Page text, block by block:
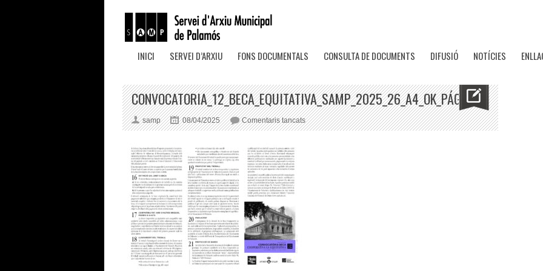
INICI SERVEI D’ARXIU FONS DOCUMENTALS CONSULTA DE DOCUMENTS DIFUSIÓ NOTÍCIES
CONVOCATORIA_12_BECA_EQUITATIVA_SAMP_2025_26_A4_OK_PÁGINA_4
samp 08/04/2025 Comentaris tancatsa
Convocatoria_12_Beca_Equitativa_SAMP_2025_26_A4_OK_Página_4